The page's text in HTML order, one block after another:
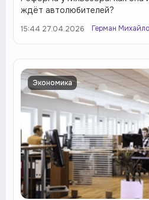
ждёт автолюбителей?
15:44 27.04.2026 Герман
Экономика